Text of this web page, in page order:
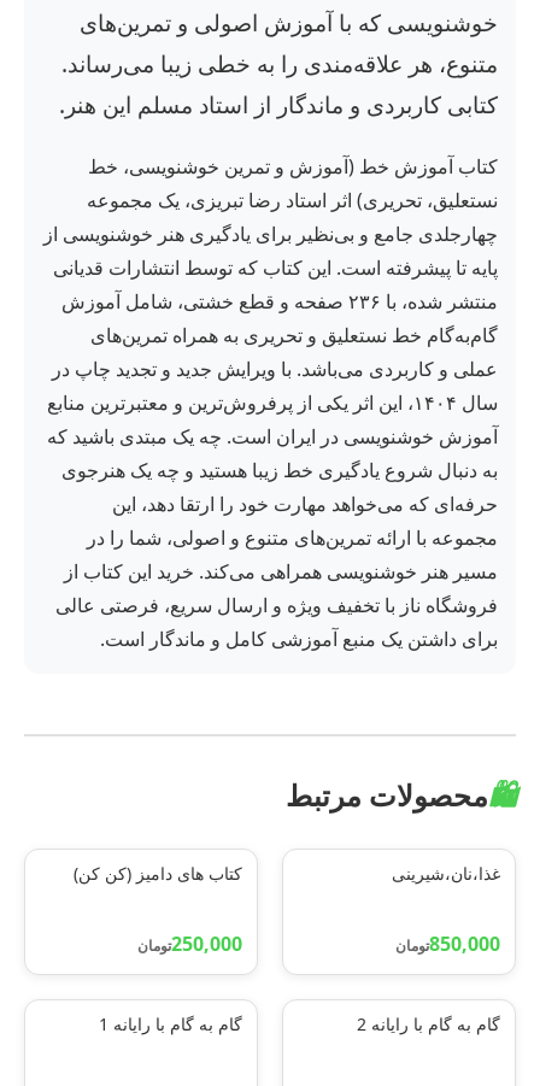
خوشنویسی که با آموزش اصولی و تمرین‌های
متنوع، هر علاقه‌مندی را به خطی زیبا می‌رساند.
کتابی کاربردی و ماندگار از استاد مسلم این هنر.
کتاب آموزش خط (آموزش و تمرین خوشنویسی، خط
نستعلیق، تحریری) اثر استاد رضا تبریزی، یک مجموعه
چهارجلدی جامع و بی‌نظیر برای یادگیری هنر خوشنویسی از
پایه تا پیشرفته است. این کتاب که توسط انتشارات قدیانی
منتشر شده، با ۲۳۶ صفحه و قطع خشتی، شامل آموزش
گام‌به‌گام خط نستعلیق و تحریری به همراه تمرین‌های
عملی و کاربردی می‌باشد. با ویرایش جدید و تجدید چاپ در
سال ۱۴۰۴، این اثر یکی از پرفروش‌ترین و معتبرترین منابع
آموزش خوشنویسی در ایران است. چه یک مبتدی باشید که
به دنبال شروع یادگیری خط زیبا هستید و چه یک هنرجوی
حرفه‌ای که می‌خواهد مهارت خود را ارتقا دهد، این
مجموعه با ارائه تمرین‌های متنوع و اصولی، شما را در
مسیر هنر خوشنویسی همراهی می‌کند. خرید این کتاب از
فروشگاه ناز با تخفیف ویژه و ارسال سریع، فرصتی عالی
برای داشتن یک منبع آموزشی کامل و ماندگار است.
🛍️محصولات مرتبط
غذا،نان،شیرینی
850,000تومان
کتاب های دامیز (کن کن)
250,000تومان
گام به گام با رایانه 2 گام به گام با رایانه 1